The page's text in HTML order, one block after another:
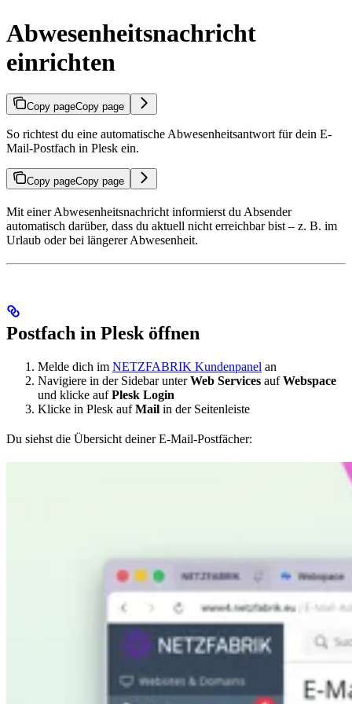
Abwesenheitsnachricht
einrichten
Copy pageCopy page
So richtest du eine automatische Abwesenheitsantwort für dein E-
Mail-Postfach in Plesk ein.
Copy pageCopy page
Mit einer Abwesenheitsnachricht informierst du Absender
automatisch darüber, dass du aktuell nicht erreichbar bist – z. B. im
Urlaub oder bei längerer Abwesenheit.
Postfach in Plesk öffnen
Melde dich im NETZFABRIK Kundenpanel an
Navigiere in der Sidebar unterWeb Services aufWebspace
und klicke aufPlesk Login
Klicke in Plesk aufMail in der Seitenleiste
Du siehst die Übersicht deiner E-Mail-Postfächer: